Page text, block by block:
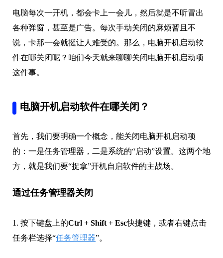
电脑每次一开机，都会卡上一会儿，然后就是不听冒出
各种弹窗，甚至是广告。每次手动关闭的麻烦暂且不
说，卡那一会就挺让人难受的。那么，电脑开机启动软
件在哪关闭呢？咱们今天就来聊聊关闭电脑开机启动项
这件事。
电脑开机启动软件在哪关闭？
首先，我们要明确一个概念，能关闭电脑开机启动项
的：一是任务管理器，二是系统的“启动”设置。这两个地
方，就是我们要“捉拿”开机自启软件的主战场。
通过任务管理器关闭
1. 按下键盘上的Ctrl + Shift + Esc快捷键，或者右键点击
任务栏选择“任务管理器”。